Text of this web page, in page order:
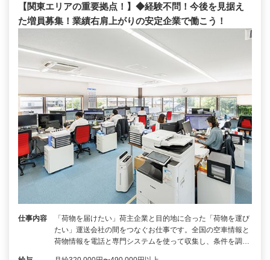
【関東エリアの重要拠点！】◆経験不問！今後を見据え
た増員募集！業績右肩上がりの安定企業で働こう！
仕事内容
「荷物を届けたい」荷主企業と目的地に合った「荷物を運び
たい」運送会社の間をつなぐお仕事です。全国の空車情報と
荷物情報を電話と専門システムを使って収集し、条件を調…